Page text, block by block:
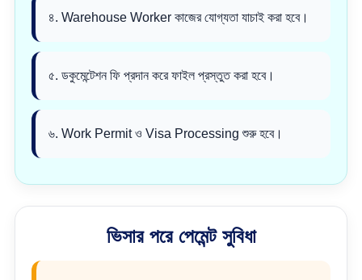
৪. Warehouse Worker কাজের যোগ্যতা যাচাই করা হবে।
৫. ডকুমেন্টেশন ফি প্রদান করে ফাইল প্রস্তুত করা হবে।
৬. Work Permit ও Visa Processing শুরু হবে।
ভিসার পরে পেমেন্ট সুবিধা